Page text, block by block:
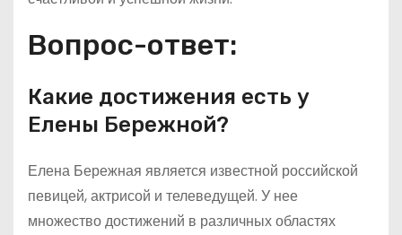
Вопрос-ответ:
Какие достижения есть у
Елены Бережной?
Елена Бережная является известной российской
певицей, актрисой и телеведущей. У нее
множество достижений в различных областях